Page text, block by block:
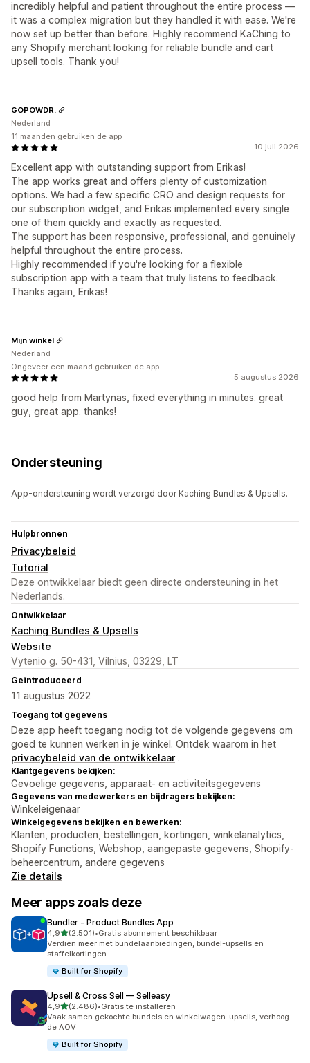
incredibly helpful and patient throughout the entire process —
it was a complex migration but they handled it with ease. We're
now set up better than before. Highly recommend KaChing to
any Shopify merchant looking for reliable bundle and cart
upsell tools. Thank you!
10 juli 2026
Excellent app with outstanding support from Erikas!
The app works great and offers plenty of customization
options. We had a few specific CRO and design requests for
our subscription widget, and Erikas implemented every single
one of them quickly and exactly as requested.
The support has been responsive, professional, and genuinely
helpful throughout the entire process.
Highly recommended if you're looking for a flexible
subscription app with a team that truly listens to feedback.
Thanks again, Erikas!
GOPOWDR.
Nederland
11 maanden gebruiken de app
5 augustus 2026
good help from Martynas, fixed everything in minutes. great
guy, great app. thanks!
Mijn winkel
Nederland
Ongeveer een maand gebruiken de app
Ondersteuning
App-ondersteuning wordt verzorgd door Kaching Bundles & Upsells.
Hulpbronnen
Privacybeleid
Tutorial
Deze ontwikkelaar biedt geen directe ondersteuning in het
Nederlands.
Ontwikkelaar
Kaching Bundles & Upsells
Website
Vytenio g. 50-431, Vilnius, 03229, LT
Geïntroduceerd
11 augustus 2022
Toegang tot gegevens
Deze app heeft toegang nodig tot de volgende gegevens om
goed te kunnen werken in je winkel. Ontdek waarom in het
privacybeleid van de ontwikkelaar .
Klantgegevens bekijken:
Gevoelige gegevens, apparaat- en activiteitsgegevens
Gegevens van medewerkers en bijdragers bekijken:
Winkeleigenaar
Winkelgegevens bekijken en bewerken:
Klanten, producten, bestellingen, kortingen, winkelanalytics,
Shopify Functions, Webshop, aangepaste gegevens, Shopify-
beheercentrum, andere gegevens
Zie details
Meer apps zoals deze
Bundler ‑ Product Bundles App
4,9van 5 sterren
(2.501)
2501 recensies in totaal
•Gratis abonnement beschikbaar
Verdien meer met bundelaanbiedingen, bundel-upsells en
staffelkortingen
Built for Shopify
Upsell & Cross Sell — Selleasy
4,9van 5 sterren
(2.486)
2486 recensies in totaal
•Gratis te installeren
Vaak samen gekochte bundels en winkelwagen-upsells, verhoog
de AOV
Built for Shopify